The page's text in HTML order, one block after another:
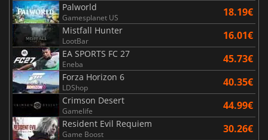
Palworld
Gamesplanet US 18.19€
Mistfall Hunter
LootBar 16.01€
EA SPORTS FC 27
Eneba 45.73€
Forza Horizon 6
LDShop 40.35€
Crimson Desert
Gamelife 44.99€
Resident Evil Requiem
Game Boost 30.26€